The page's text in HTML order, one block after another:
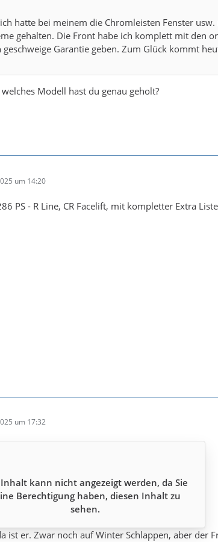
hatte bei meinem die Chromleisten Fenster
gehalten. Die Front habe ich komplett mit den
geschweige Garantie geben. Zum Glück kommt
welches Modell hast du genau geholt?
um 14:20
PS - R Line, CR Facelift, mit kompletter Extra
um 17:32
kann nicht angezeigt werden, da Sie
Berechtigung haben, diesen Inhalt zu
sehen.
ist er. Zwar noch auf Winter Schlappen, aber